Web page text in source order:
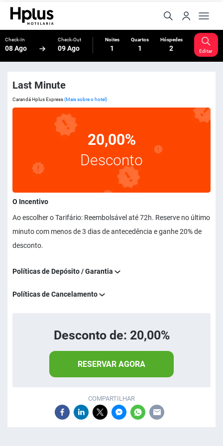
Check-In
08 Ago
Check-Out
09 Ago
Noites
1
Quartos
1
Hóspedes
2 Editar
Last Minute
Carandá Hplus Express(Mais sobre o hotel)
20,00%
Desconto
O Incentivo
Ao escolher o Tarifário: Reembolsável até 72h. Reserve no último
minuto com menos de 3 dias de antecedência e ganhe 20% de
desconto.
Políticas de Depósito / Garantia
Políticas de Cancelamento
Desconto de: 20,00%
RESERVAR AGORA
COMPARTILHAR